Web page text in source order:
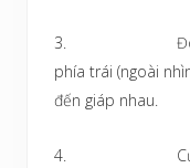
3. Đóng
phía trái (ngoài
đến giáp nhau.
4. Cửa phải